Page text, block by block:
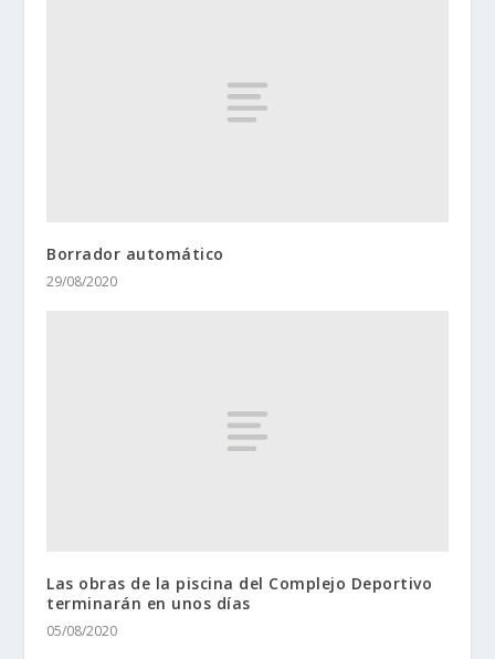
Borrador automático
29/08/2020
Las obras de la piscina del Complejo Deportivo
terminarán en unos días
05/08/2020